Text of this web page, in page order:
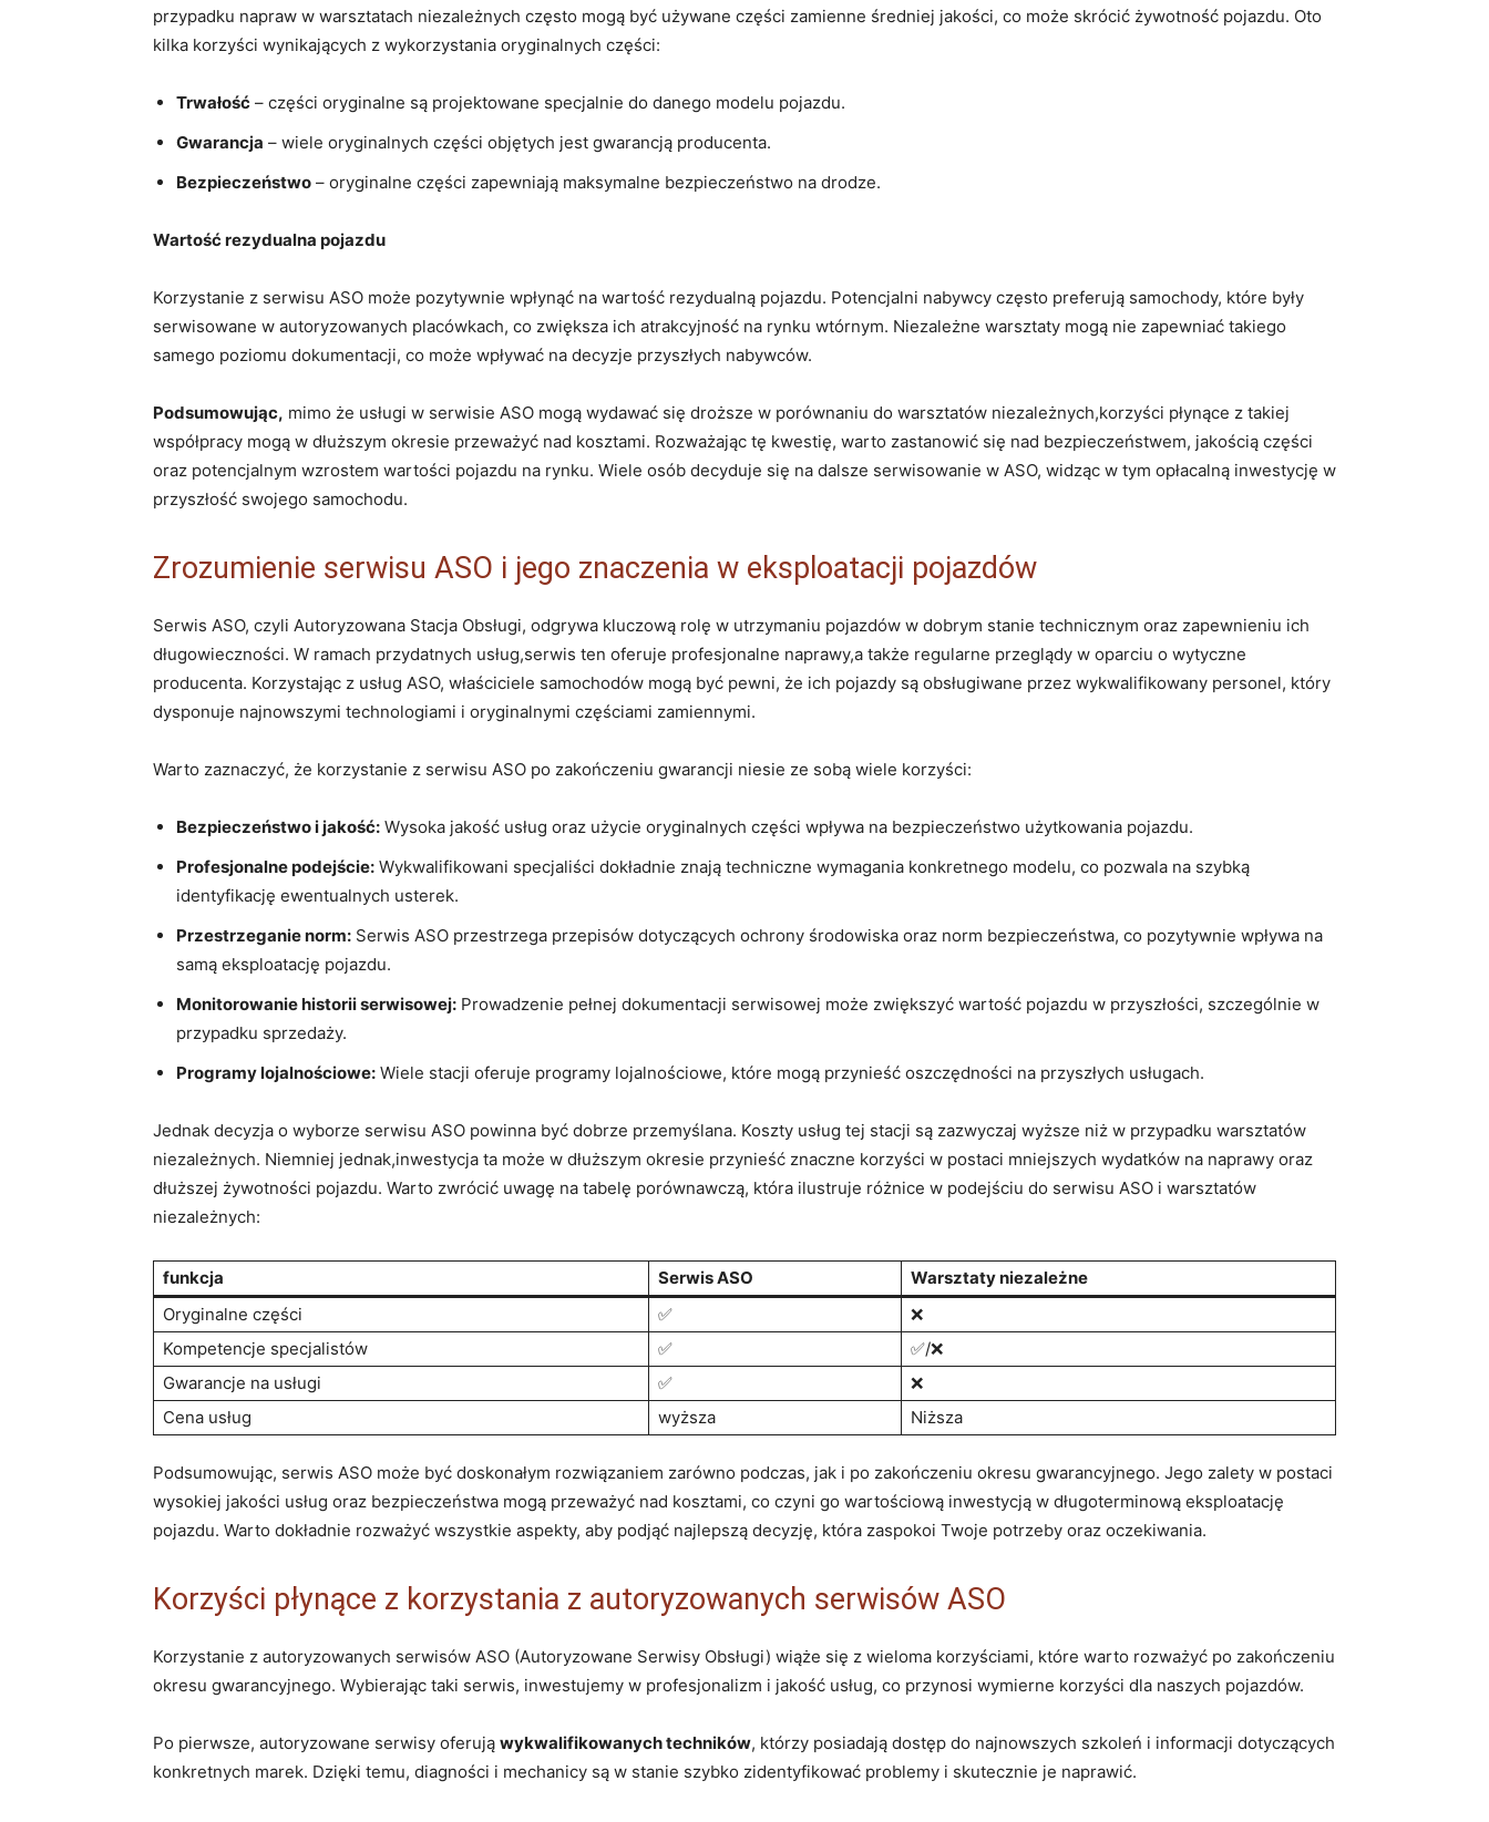
przypadku napraw w warsztatach niezależnych często mogą być używane części zamienne średniej jakości, co może skrócić żywotność pojazdu. Oto
kilka korzyści wynikających z wykorzystania oryginalnych części:
Trwałość – części oryginalne są projektowane specjalnie do danego modelu pojazdu.
Gwarancja – wiele oryginalnych części objętych jest gwarancją producenta.
Bezpieczeństwo – oryginalne części zapewniają maksymalne bezpieczeństwo na drodze.
Wartość rezydualna pojazdu
Korzystanie z serwisu ASO może pozytywnie wpłynąć na wartość rezydualną pojazdu. Potencjalni nabywcy często preferują samochody, które były
serwisowane w autoryzowanych placówkach, co zwiększa ich atrakcyjność na rynku wtórnym. Niezależne warsztaty mogą nie zapewniać takiego
samego poziomu dokumentacji, co może wpływać na decyzje przyszłych nabywców.
Podsumowując, mimo że usługi w serwisie ASO mogą wydawać się droższe w porównaniu do warsztatów niezależnych,korzyści płynące z takiej
współpracy mogą w dłuższym okresie przeważyć nad kosztami. Rozważając tę kwestię, warto zastanowić się nad bezpieczeństwem, jakością części
oraz potencjalnym wzrostem wartości pojazdu na rynku. Wiele osób decyduje się na dalsze serwisowanie w ASO, widząc w tym opłacalną inwestycję w
przyszłość swojego samochodu.
Zrozumienie serwisu ASO i jego znaczenia w eksploatacji pojazdów
Serwis ASO, czyli Autoryzowana Stacja Obsługi, odgrywa kluczową rolę w utrzymaniu pojazdów w dobrym stanie technicznym oraz zapewnieniu ich
długowieczności. W ramach przydatnych usług,serwis ten oferuje profesjonalne naprawy,a także regularne przeglądy w oparciu o wytyczne
producenta. Korzystając z usług ASO, właściciele samochodów mogą być pewni, że ich pojazdy są obsługiwane przez wykwalifikowany personel, który
dysponuje najnowszymi technologiami i oryginalnymi częściami zamiennymi.
Warto zaznaczyć, że korzystanie z serwisu ASO po zakończeniu gwarancji niesie ze sobą wiele korzyści:
Bezpieczeństwo i jakość: Wysoka jakość usług oraz użycie oryginalnych części wpływa na bezpieczeństwo użytkowania pojazdu.
Profesjonalne podejście: Wykwalifikowani specjaliści dokładnie znają techniczne wymagania konkretnego modelu, co pozwala na szybką
identyfikację ewentualnych usterek.
Przestrzeganie norm: Serwis ASO przestrzega przepisów dotyczących ochrony środowiska oraz norm bezpieczeństwa, co pozytywnie wpływa na
samą eksploatację pojazdu.
Monitorowanie historii serwisowej: Prowadzenie pełnej dokumentacji serwisowej może zwiększyć wartość pojazdu w przyszłości, szczególnie w
przypadku sprzedaży.
Programy lojalnościowe: Wiele stacji oferuje programy lojalnościowe, które mogą przynieść oszczędności na przyszłych usługach.
Jednak decyzja o wyborze serwisu ASO powinna być dobrze przemyślana. Koszty usług tej stacji są zazwyczaj wyższe niż w przypadku warsztatów
niezależnych. Niemniej jednak,inwestycja ta może w dłuższym okresie przynieść znaczne korzyści w postaci mniejszych wydatków na naprawy oraz
dłuższej żywotności pojazdu. Warto zwrócić uwagę na tabelę porównawczą, która ilustruje różnice w podejściu do serwisu ASO i warsztatów
niezależnych:
funkcja Serwis ASO
Warsztaty niezależne
Oryginalne części
✅
❌
Kompetencje specjalistów
✅
✅/❌
Gwarancje na usługi
✅
❌
Cena usług
wyższa Niższa
Podsumowując, serwis ASO może być doskonałym rozwiązaniem zarówno podczas, jak i po zakończeniu okresu gwarancyjnego. Jego zalety w postaci
wysokiej jakości usług oraz bezpieczeństwa mogą przeważyć nad kosztami, co czyni go wartościową inwestycją w długoterminową eksploatację
pojazdu. Warto dokładnie rozważyć wszystkie aspekty, aby podjąć najlepszą decyzję, która zaspokoi Twoje potrzeby oraz oczekiwania.
Korzyści płynące z korzystania z autoryzowanych serwisów ASO
Korzystanie z autoryzowanych serwisów ASO (Autoryzowane Serwisy Obsługi) wiąże się z wieloma korzyściami, które warto rozważyć po zakończeniu
okresu gwarancyjnego. Wybierając taki serwis, inwestujemy w profesjonalizm i jakość usług, co przynosi wymierne korzyści dla naszych pojazdów.
Po pierwsze, autoryzowane serwisy oferują wykwalifikowanych techników, którzy posiadają dostęp do najnowszych szkoleń i informacji dotyczących
konkretnych marek. Dzięki temu, diagności i mechanicy są w stanie szybko zidentyfikować problemy i skutecznie je naprawić.